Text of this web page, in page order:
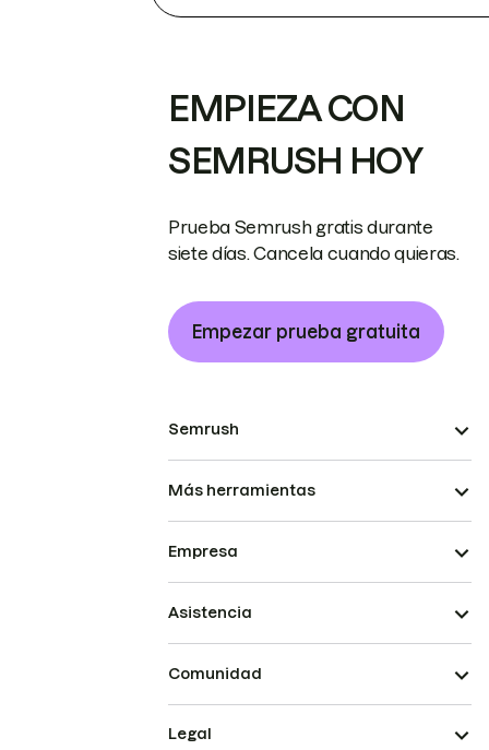
EMPIEZA CON
SEMRUSH HOY
Prueba Semrush gratis durante
siete días. Cancela cuando quieras.
Empezar prueba gratuita
Semrush
Más herramientas
Empresa
Asistencia
Comunidad
Legal